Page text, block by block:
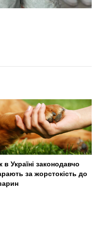
в Україні законодавчо
за жорстокість до